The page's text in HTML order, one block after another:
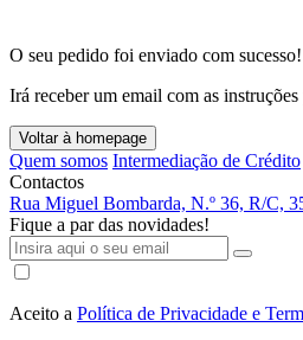
O seu pedido foi enviado com sucesso!
Irá receber um email com as
Voltar à homepage
Quem somos Intermediação de Crédito
Contactos
Rua Miguel Bombarda, N.º 36, R/C,
Fique a par das novidades!
Aceito a Política de Privacidade e